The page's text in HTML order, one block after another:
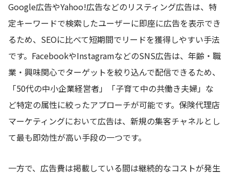
Google広告やYahoo!広告などのリスティング広告は、特
定キーワードで検索したユーザーに即座に広告を表示でき
るため、SEOに比べて短期間でリードを獲得しやすい手法
です。FacebookやInstagramなどのSNS広告は、年齢・職
業・興味関心でターゲットを絞り込んで配信できるため、
「50代の中小企業経営者」「子育て中の共働き夫婦」な
ど特定の属性に絞ったアプローチが可能です。保険代理店
マーケティングにおいて広告は、新規の集客チャネルとし
て最も即効性が高い手段の一つです。
一方で、広告費は掲載している間は継続的なコストが発生